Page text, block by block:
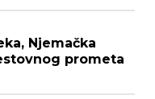
Njemačka
prometa